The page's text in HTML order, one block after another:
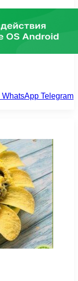
WhatsApp Telegram